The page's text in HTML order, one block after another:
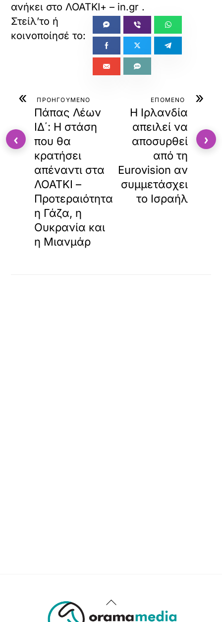
ανήκει στο ΛΟΑΤΚΙ+ – in.gr .
« ΠΡΟΗΓΟΥΜΕΝΟ
Πάπας Λέων
ΙΔ΄: Η στάση
που θα
κρατήσει
απέναντι στα
ΛΟΑΤΚΙ –
Προτεραιότητα
η Γάζα, η
Ουκρανία και
η Μιανμάρ
»
ΕΠΟΜΕΝΟ
Η Ιρλανδία
απειλεί να
αποσυρθεί
από τη
Eurovision αν
συμμετάσχει
το Ισραήλ
Back
To
‹ ›